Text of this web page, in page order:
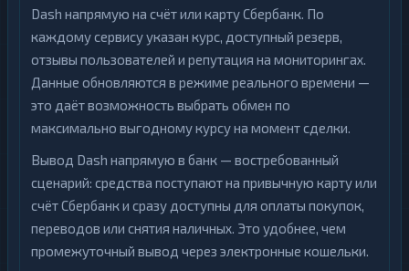
Dash напрямую на счёт или карту Сбербанк. По
каждому сервису указан курс, доступный резерв,
отзывы пользователей и репутация на мониторингах.
Данные обновляются в режиме реального времени —
это даёт возможность выбрать обмен по
максимально выгодному курсу на момент сделки.
Вывод Dash напрямую в банк — востребованный
сценарий: средства поступают на привычную карту или
счёт Сбербанк и сразу доступны для оплаты покупок,
переводов или снятия наличных. Это удобнее, чем
промежуточный вывод через электронные кошельки.